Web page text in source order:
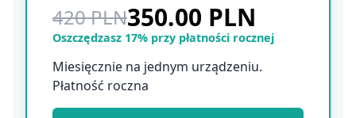
420 PLN350.00 PLN
Oszczędzasz 17% przy płatności rocznej
Miesięcznie na jednym urządzeniu.
Płatność roczna